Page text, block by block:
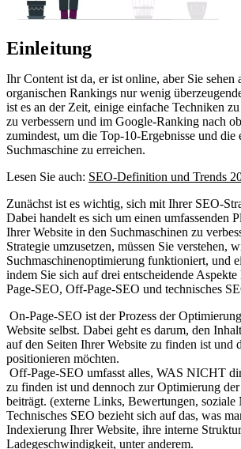
Einleitung
Ihr Content ist da, er ist online, aber Sie sehen
organischen Rankings nur wenig
ist es an der Zeit, einige einfache Techniken
zu verbessern und im Google-Ranking nach
zumindest, um die Top-10-Ergebnisse und die
Suchmaschine zu erreichen.
Lesen Sie auch: SEO-Definition und Trends
Zunächst ist es wichtig, sich mit Ihrer SEO-
Dabei handelt es sich um einen umfassenden
Ihrer Website in den Suchmaschinen zu
Strategie umzusetzen, müssen Sie verstehen,
Suchmaschinenoptimierung funktioniert, und
indem Sie sich auf drei entscheidende
Page-SEO, Off-Page-SEO und technisches
On-Page-SEO ist der Prozess der
Website selbst. Dabei geht es darum, den
auf den Seiten Ihrer Website zu finden ist und
positionieren möchten.
Off-Page-SEO umfasst alles, WAS NICHT
zu finden ist und dennoch zur Optimierung der
beiträgt. (externe Links, Bewertungen, soziale
Technisches SEO bezieht sich auf das, was
Indexierung Ihrer Website, ihre interne
Ladegeschwindigkeit, unter anderem.